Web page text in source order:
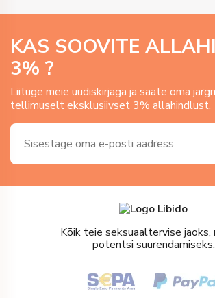
KAS SOOVITE
3% ?
Liituge meie uudiskirjaga ja saate oma
tellimuselt eksklusiivset 3% allahindlust.
Kõik teie seksuaaltervise jaoks,
potentsi suurendamiseks.